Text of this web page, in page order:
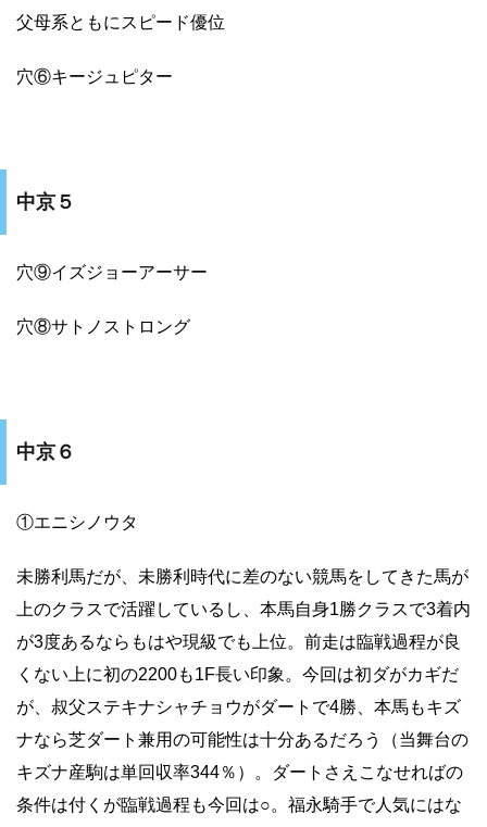
父母系ともにスピード優位
穴⑥キージュピター
中京５
穴⑨イズジョーアーサー
穴⑧サトノストロング
中京６
①エニシノウタ
未勝利馬だが、未勝利時代に差のない競馬をしてきた馬が
上のクラスで活躍しているし、本馬自身1勝クラスで3着内
が3度あるならもはや現級でも上位。前走は臨戦過程が良
くない上に初の2200も1F長い印象。今回は初ダがカギだ
が、叔父ステキナシャチョウがダートで4勝、本馬もキズ
ナなら芝ダート兼用の可能性は十分あるだろう（当舞台の
キズナ産駒は単回収率344％）。ダートさえこなせればの
条件は付くが臨戦過程も今回は○。福永騎手で人気にはな